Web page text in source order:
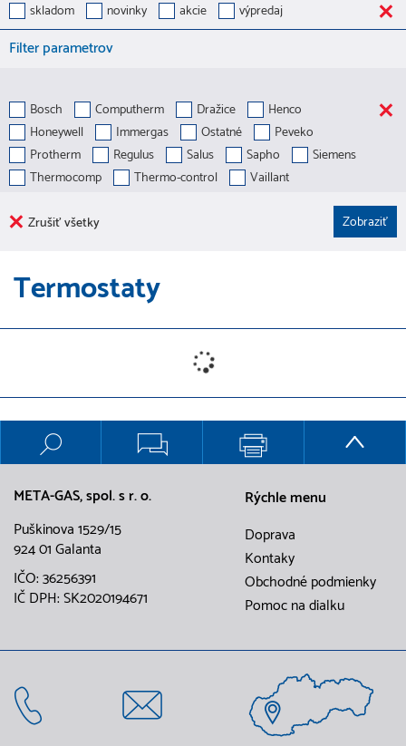
skladom
novinky akcie výpredaj
Filter parametrov
Bosch Computherm Dražice
Henco
Honeywell
Immergas Ostatné
Peveko
Protherm
Regulus Salus Sapho
Siemens
Thermocomp
Thermo-control Vaillant
Zrušiť všetky
Termostaty
META-GAS, spol. s r. o.
Puškinova 1529/15
924 01 Galanta
IČO: 36256391
IČ DPH: SK2020194671
Rýchle menu
Doprava
Kontaky
Obchodné podmienky
Pomoc na dialku